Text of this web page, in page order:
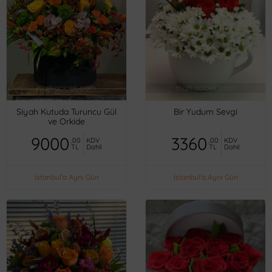
Siyah Kutuda Turuncu Gül
ve Orkide
9000 ,00
TL
KDV
Dahil
İstanbul'a Aynı Gün
Bir Yudum Sevgi
3360 ,00
TL
KDV
Dahil
İstanbul'a Aynı Gün